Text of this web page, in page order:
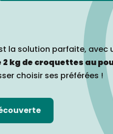
la solution parfaite, avec
2 kg de croquettes au
choisir ses préférées !